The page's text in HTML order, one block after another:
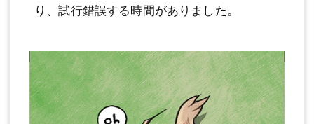
り、試行錯誤する時間がありました。